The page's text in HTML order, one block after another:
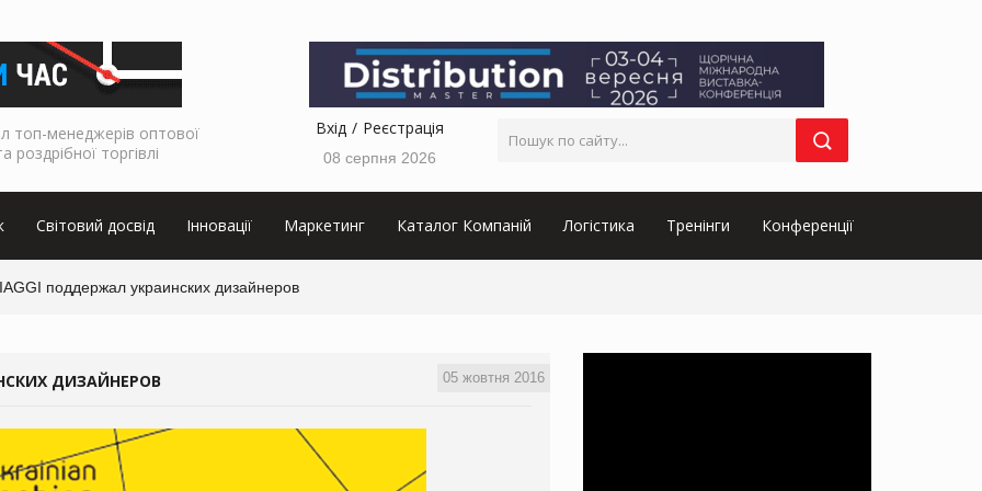
топ-менеджерів оптової
роздрібної торгівлі
Вхід Реєстрація
08 серпня 2026
Світовий досвід Інновації Маркетинг Каталог Компаній Логістика Тренінги Конференції
поддержал украинских дизайнеров
05 жовтня 2016
ДИЗАЙНЕРОВ